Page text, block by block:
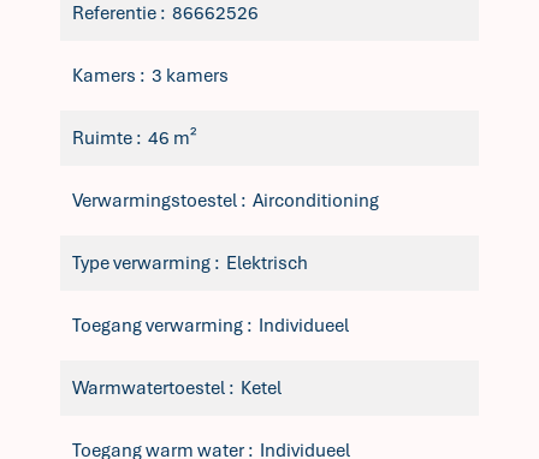
Referentie 86662526
Kamers 3 kamers
Ruimte 46 m²
Verwarmingstoestel Airconditioning
Type verwarming Elektrisch
Toegang verwarming Individueel
Warmwatertoestel Ketel
Toegang warm water Individueel